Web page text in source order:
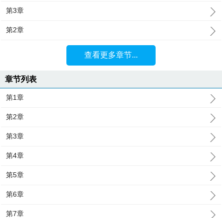
第3章
第2章
查看更多章节...
章节列表
第1章
第2章
第3章
第4章
第5章
第6章
第7章